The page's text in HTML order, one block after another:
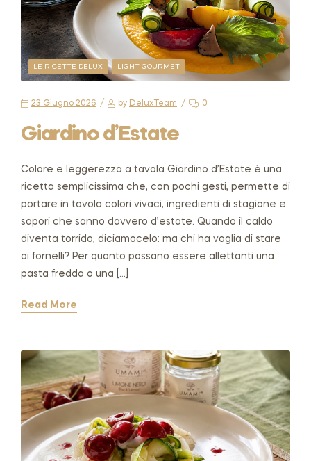
LE RICETTE DELUX LIGHT GOURMET
23 Giugno 2026 by DeluxTeam 0
Giardino d’Estate
Colore e leggerezza a tavola Giardino d’Estate è una
ricetta semplicissima che, con pochi gesti, permette di
portare in tavola colori vivaci, ingredienti di stagione e
sapori che sanno davvero d’estate. Quando il caldo
diventa torrido, diciamocelo: ma chi ha voglia di stare
ai fornelli? Per quanto possano essere allettanti una
pasta fredda o una […]
Read More